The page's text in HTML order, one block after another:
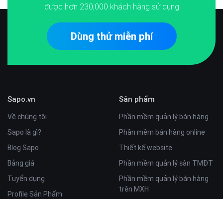
được hơn 230,000 khách hàng sử dụng
Dùng thử miễn phí
Sapo.vn
Về chúng tôi
Sapo là gì?
Blog Sapo
Bảng giá
Tuyển dụng
Profile Sản Phẩm
Sản phẩm
Phần mềm quản lý bán hàng
Phần mềm bán hàng online
Thiết kế website
Phần mềm quản lý sàn TMĐT
Phần mềm quản lý bán hàng
trên MXH